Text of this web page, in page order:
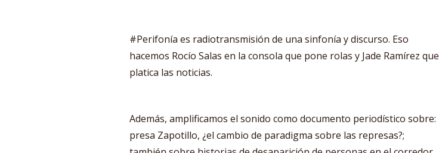
#Perifonía es radiotransmisión de una sinfonía y discurso. Eso
hacemos Rocío Salas en la consola que pone rolas y Jade Ramírez que
platica las noticias.
Además, amplificamos el sonido como documento periodístico sobre:
presa Zapotillo, ¿el cambio de paradigma sobre las represas?;